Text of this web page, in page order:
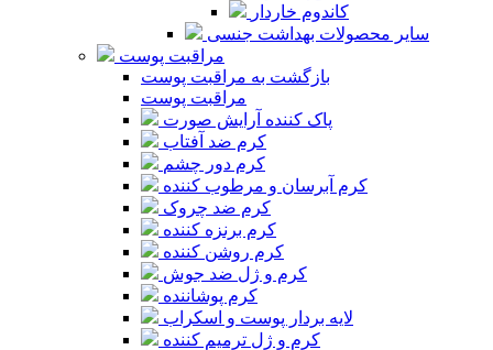
کاندوم خاردار
سایر محصولات بهداشت جنسی
مراقبت پوست
بازگشت به مراقبت پوست
مراقبت پوست
پاک کننده آرایش صورت
کرم ضد آفتاب
کرم دور چشم
کرم آبرسان و مرطوب کننده
کرم ضد چروک
کرم برنزه کننده
کرم روشن کننده
کرم و ژل ضد جوش
کرم پوشاننده
لایه بردار پوست و اسکراب
کرم و ژل ترمیم کننده